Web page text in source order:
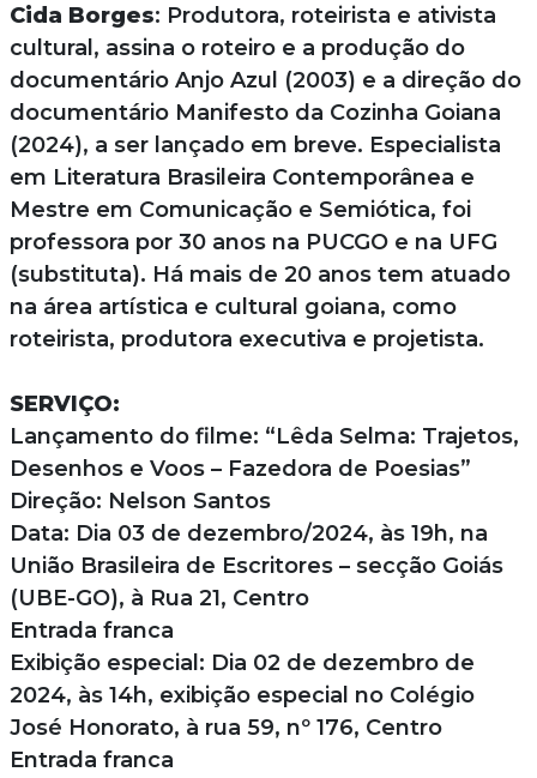
Cida Borges: Produtora, roteirista e ativista
cultural, assina o roteiro e a produção do
documentário Anjo Azul (2003) e a direção do
documentário Manifesto da Cozinha Goiana
(2024), a ser lançado em breve. Especialista
em Literatura Brasileira Contemporânea e
Mestre em Comunicação e Semiótica, foi
professora por 30 anos na PUCGO e na UFG
(substituta). Há mais de 20 anos tem atuado
na área artística e cultural goiana, como
roteirista, produtora executiva e projetista.
SERVIÇO:
Lançamento do filme: “Lêda Selma: Trajetos,
Desenhos e Voos – Fazedora de Poesias”
Direção: Nelson Santos
Data: Dia 03 de dezembro/2024, às 19h, na
União Brasileira de Escritores – secção Goiás
(UBE-GO), à Rua 21, Centro
Entrada franca
Exibição especial: Dia 02 de dezembro de
2024, às 14h, exibição especial no Colégio
José Honorato, à rua 59, nº 176, Centro
Entrada franca